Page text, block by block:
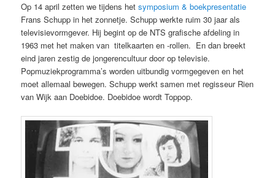
Op 14 april zetten we tijdens hetsymposium & boekpresentatie
Frans Schupp in het zonnetje. Schupp werkte ruim 30 jaar als
televisievormgever. Hij begint op de NTS grafische afdeling in
1963 met het maken van titelkaarten en -rollen. En dan breekt
eind jaren zestig de jongerencultuur door op televisie.
Popmuziekprogramma’s worden uitbundig vormgegeven en het
moet allemaal bewegen. Schupp werkt samen met regisseur Rien
van Wijk aan Doebidoe. Doebidoe wordt Toppop.